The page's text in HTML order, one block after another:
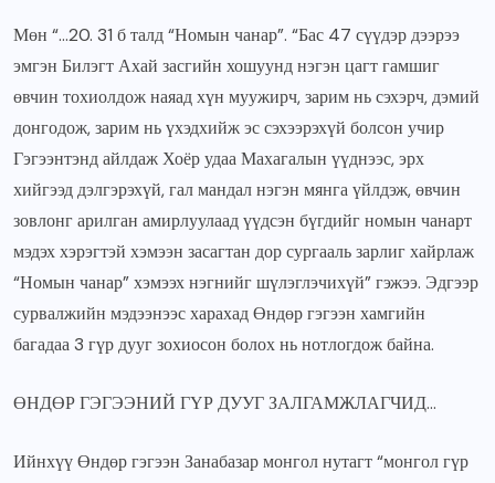
Мөн “…20. 31 б талд “Номын чанар”. “Бас 47 сүүдэр дээрээ
эмгэн Билэгт Ахай засгийн хошуунд нэгэн цагт гамшиг
өвчин тохиолдож наяад хүн муужирч, зарим нь сэхэрч, дэмий
донгодож, зарим нь үхэдхийж эс сэхээрэхүй болсон учир
Гэгээнтэнд айлдаж Хоёр удаа Махагалын үүднээс, эрх
хийгээд дэлгэрэхүй, гал мандал нэгэн мянга үйлдэж, өвчин
зовлонг арилган амирлуулаад үүдсэн бүгдийг номын чанарт
мэдэх хэрэгтэй хэмээн засагтан дор сургааль зарлиг хайрлаж
“Номын чанар” хэмээх нэгнийг шүлэглэчихүй” гэжээ. Эдгээр
сурвалжийн мэдээнээс харахад Өндөр гэгээн хамгийн
багадаа 3 гүр дууг зохиосон болох нь нотлогдож байна.
ӨНДӨР ГЭГЭЭНИЙ ГҮР ДУУГ ЗАЛГАМЖЛАГЧИД…
Ийнхүү Өндөр гэгээн Занабазар монгол нутагт “монгол гүр